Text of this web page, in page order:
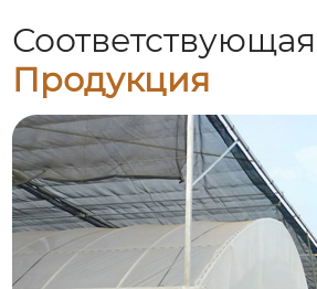
Соответствующая
Продукция